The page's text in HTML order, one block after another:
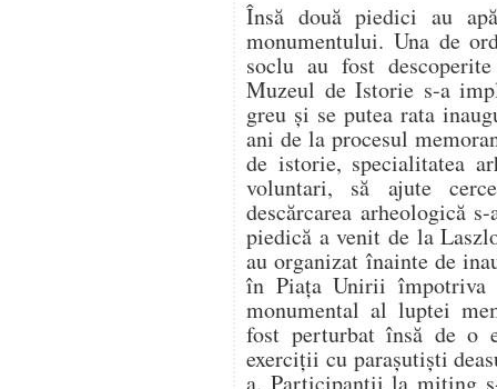
Însă două piedici au
monumentului. Una de
soclu au fost
Muzeul de Istorie s-a
greu și se putea rata
ani de la procesul
de istorie, specialitatea
voluntari, să ajute
descărcarea arheologică
piedică a venit de la
au organizat înainte de
în Piața Unirii împotriva
monumental al luptei
fost perturbat însă de o
exerciții cu parașutiști
a. Participanții la miting